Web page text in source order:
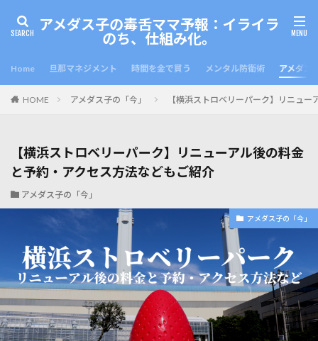
アメダス子の毒舌ママ予報：イライラ
のち、仕組み化。
Home 旦那マネジメント 時間を金で買う メンタル防衛術 アメダス
HOME アメダス子の「今」 【横浜ストロベリーパーク】リニュ
【横浜ストロベリーパーク】リニューアル後の料金
と予約・アクセス方法などもご紹介
アメダス子の「今」
アメダス子の「今」